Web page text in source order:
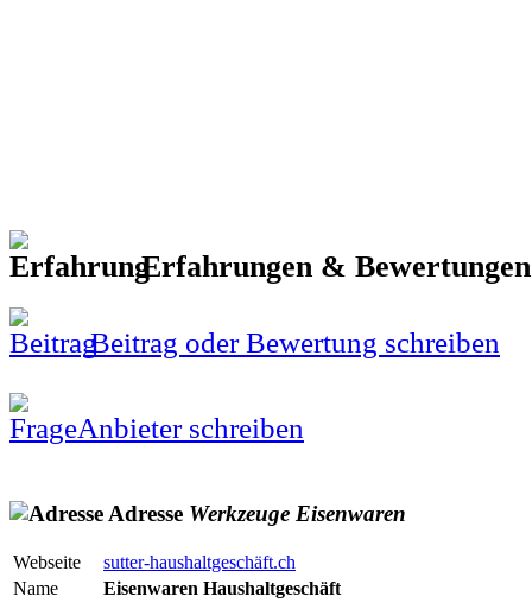
Erfahrungen &
Beitrag oder Bewertung schreiben
Anbieter schreiben
Adresse Werkzeuge Eisenwaren
Webseite
sutter-haushaltgeschäft.ch
Name
Eisenwaren Haushaltgeschäft